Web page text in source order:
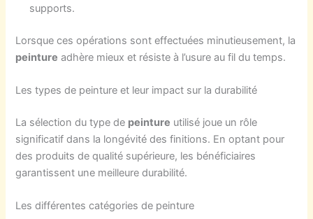
supports.
Lorsque ces opérations sont effectuées minutieusement, la
peinture adhère mieux et résiste à l’usure au fil du temps.
Les types de peinture et leur impact sur la durabilité
La sélection du type de peinture utilisé joue un rôle
significatif dans la longévité des finitions. En optant pour
des produits de qualité supérieure, les bénéficiaires
garantissent une meilleure durabilité.
Les différentes catégories de peinture